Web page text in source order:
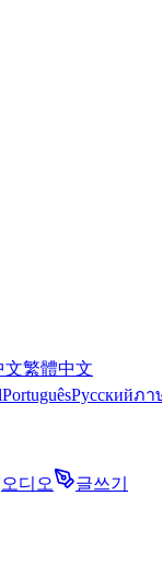
文繁體中文
PortuguêsРусскийภา
오디오 글쓰기